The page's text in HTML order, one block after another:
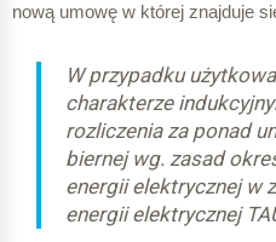
nową umowę w której znajduje
W przypadku
charakterze
rozliczenia za ponad
biernej wg. zasad
energii elektrycznej w
energii elektrycznej